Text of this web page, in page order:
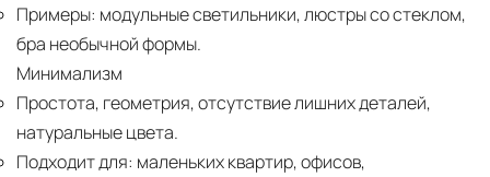
Примеры: модульные светильники, люстры со стеклом,
бра необычной формы.
Минимализм
Простота, геометрия, отсутствие лишних деталей,
натуральные цвета.
Подходит для: маленьких квартир, офисов,